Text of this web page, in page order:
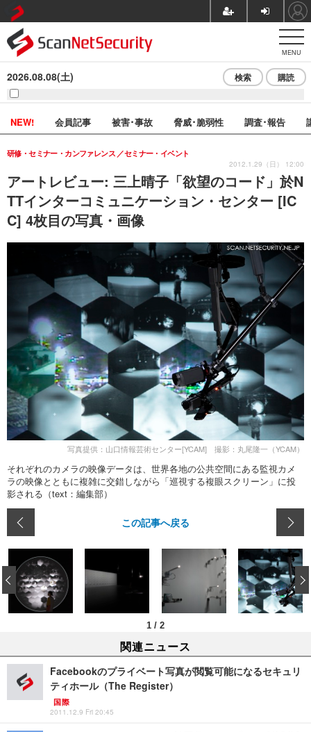
MENU
2026.08.08(土) 検索 購読
NEW! 会員記事 被害･事故 脅威･脆弱性 調査･報告
アートレビュー: 三上晴子「欲望のコード」於N
TTインターコミュニケーション・センター [IC
C] 4枚目の写真・画像
研修・セミナー・カンファレンス セミナー・イベント
2012.1.29（日） 12:00
写真提供：山口情報芸術センター[YCAM] 撮影：丸尾隆一（YCAM）
それぞれのカメラの映像データは、世界各地の公共空間にある監視カメ
ラの映像とともに複雑に交錯しながら「巡視する複眼スクリーン」に投
影される（text：編集部）
この記事へ戻る
1 / 2
‹
関連ニュース
Facebookのプライベート写真が閲覧可能になるセキュリ
ティホール（The Register）
国際
2011.12.9 Fri 20:45